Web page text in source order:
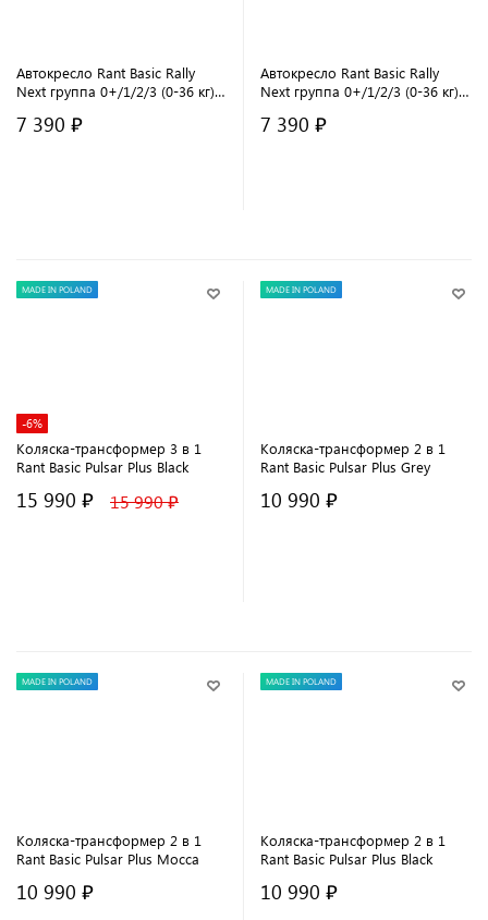
Автокресло Rant Basic Rally
Next группа 0+/1/2/3 (0-36 кг)
7 390 ₽
Автокресло Rant Basic Rally
Next группа 0+/1/2/3 (0-36 кг)
7 390 ₽
MADE IN POLAND
-6%
Коляска-трансформер 3 в 1
Rant Basic Pulsar Plus Black
15 990 ₽ 15 990 ₽
MADE IN POLAND
Коляска-трансформер 2 в 1
Rant Basic Pulsar Plus Grey
10 990 ₽
MADE IN POLAND
Коляска-трансформер 2 в 1
Rant Basic Pulsar Plus Mocca
10 990 ₽
MADE IN POLAND
Коляска-трансформер 2 в 1
Rant Basic Pulsar Plus Black
10 990 ₽